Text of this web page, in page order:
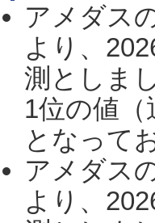
アメダス
より、
測としま
1位の値
となって
アメダス
より、